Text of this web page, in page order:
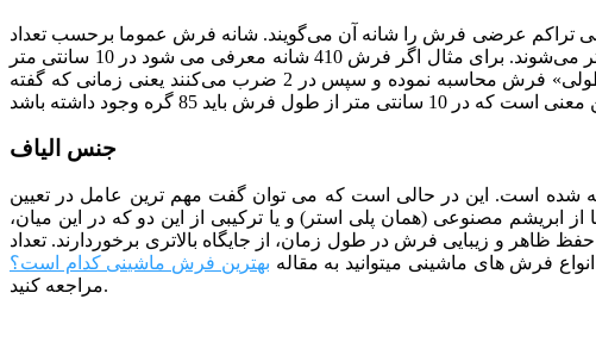
شده است. به طور کلی تراکم عرضی فرش را شانه آن می‌گویند. شانه فرش عموما برحسب تعداد
به شمار می‌رود چراکه با بیشتر شدن آن نقش‌ها ظریف‌تر می‌شوند. برای مثال اگر فرش 410 شانه معرفی می شود در 10 سانتی متر
از «عرض» فرش باید 41 گره وجود داشته باشد. تراکم طولی نیز شبیه همان تراکم عرضی است با این تفاوت که آن را در نیمه «طولی» فرش محاسبه نموده و سپس در 2 ضرب می‌کنند یعنی زمانی که گفته
جنس الیاف
شرکت فرش زمرد مشهد از الیاف 100 درصد اکریلیک بایر آلمان بافته شده است. این در حالی است که می توان گفت مهم ترین عامل در تعیین
ابریشم مصنوعی (همان پلی استر) و یا ترکیبی از این دو که در این میان،
ظاهر و زیبایی فرش در طول زمان، از جایگاه بالاتری برخوردارند. تعداد
فرش های ماشینی میتوانید به مقاله بهترین فرش ماشینی کدام است؟
مراجعه کنید.